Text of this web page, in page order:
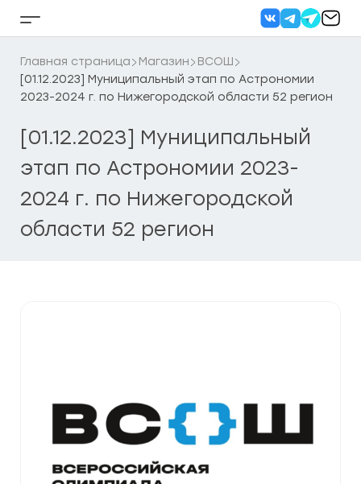
Кнопка
бокового
меню
Главная страница Магазин
ВСОШ
[01.12.2023] Муниципальный этап по Астрономии
2023-2024 г. по Нижегородской области 52 регион
[01.12.2023] Муниципальный
этап по Астрономии 2023-
2024 г. по Нижегородской
области 52 регион